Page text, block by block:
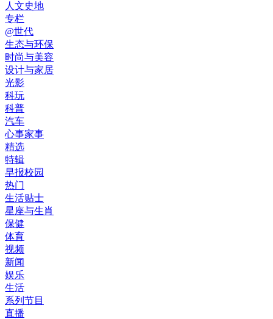
人文史地
专栏
@世代
生态与环保
时尚与美容
设计与家居
光影
科玩
科普
汽车
心事家事
精选
特辑
早报校园
热门
生活贴士
星座与生肖
保健
体育
视频
新闻
娱乐
生活
系列节目
直播